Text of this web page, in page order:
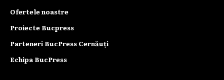
Ofertele noastre
Proiecte Bucpress
Parteneri BucPress Cernăuți
Echipa BucPress